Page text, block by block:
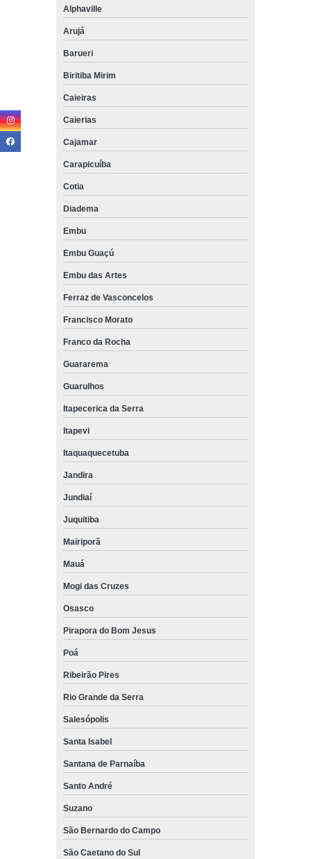
Alphaville
Arujá
Barueri
Biritiba Mirim
Caieiras
Caierias
Cajamar
Carapicuíba
Cotia
Diadema
Embu
Embu Guaçú
Embu das Artes
Ferraz de Vasconcelos
Francisco Morato
Franco da Rocha
Guararema
Guarulhos
Itapecerica da Serra
Itapevi
Itaquaquecetuba
Jandira
Jundiaí
Juquitiba
Mairiporã
Mauá
Mogi das Cruzes
Osasco
Pirapora do Bom Jesus
Poá
Ribeirão Pires
Rio Grande da Serra
Salesópolis
Santa Isabel
Santana de Parnaíba
Santo André
Suzano
São Bernardo do Campo
São Caetano do Sul